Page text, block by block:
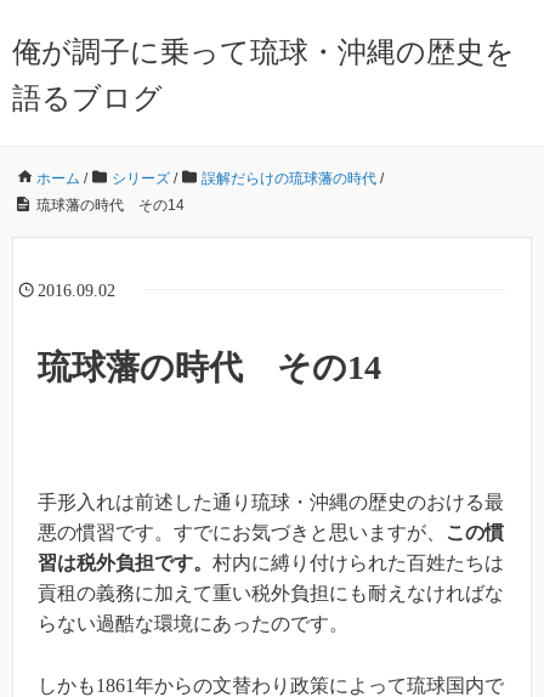
俺が調子に乗って琉球・沖縄の歴史を
語るブログ
ホーム / シリーズ / 誤解だらけの琉球藩の時代 /
琉球藩の時代 その14
2016.09.02
琉球藩の時代 その14
手形入れは前述した通り琉球・沖縄の歴史のおける最
悪の慣習です。すでにお気づきと思いますが、
この慣
習は税外負担です。 村内に縛り付けられた百姓たちは
貢租の義務に加えて重い税外負担にも耐えなければな
らない過酷な環境にあったのです。
しかも1861年からの文替わり政策によって琉球国内で